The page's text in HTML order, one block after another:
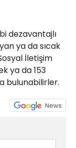
dezavantajlı
ya da sıcak
İletişim
ya da 153
bulunabilirler.